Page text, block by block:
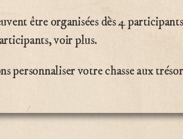
être organisées dès 4
voir plus.
personnaliser votre chasse aux